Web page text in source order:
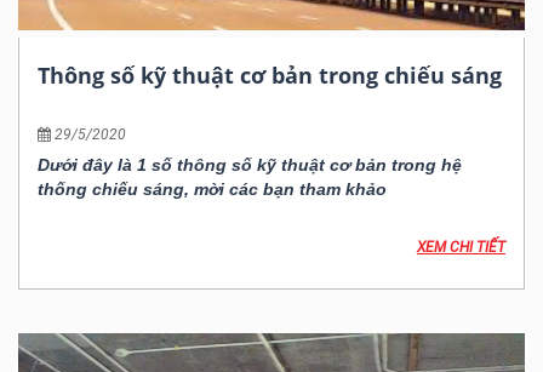
Thông số kỹ thuật cơ bản trong chiếu sáng
29/5/2020
Dưới đây là 1 số thông số kỹ thuật cơ bản trong hệ
thống chiếu sáng, mời các bạn tham khảo
XEM CHI TIẾT